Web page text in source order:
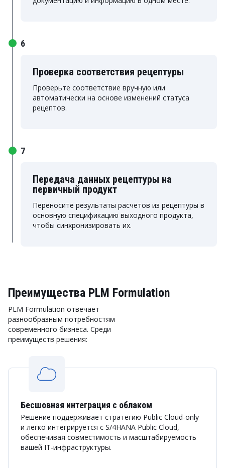
Проверка соответствия рецептуры
Проверьте соответствие вручную или
автоматически на основе изменений статуса
рецептов.
6
Передача данных рецептуры на
первичный продукт
Переносите результаты расчетов из рецептуры в
основную спецификацию выходного продукта,
чтобы синхронизировать их.
7
Преимущества PLM Formulation
PLM Formulation отвечает
разнообразным потребностям
современного бизнеса. Среди
преимуществ решения:
Бесшовная интеграция с облаком
Решение поддерживает стратегию Public Cloud-only
и легко интегрируется с S/4HANA Public Cloud,
обеспечивая совместимость и масштабируемость
вашей IT-инфраструктуры.